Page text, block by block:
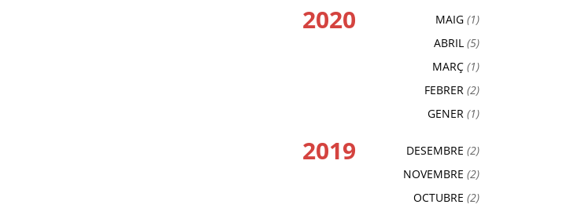
2020 MAIG (1)
ABRIL (5)
MARÇ (1)
FEBRER (2)
GENER (1)
2019 DESEMBRE (2)
NOVEMBRE (2)
OCTUBRE (2)